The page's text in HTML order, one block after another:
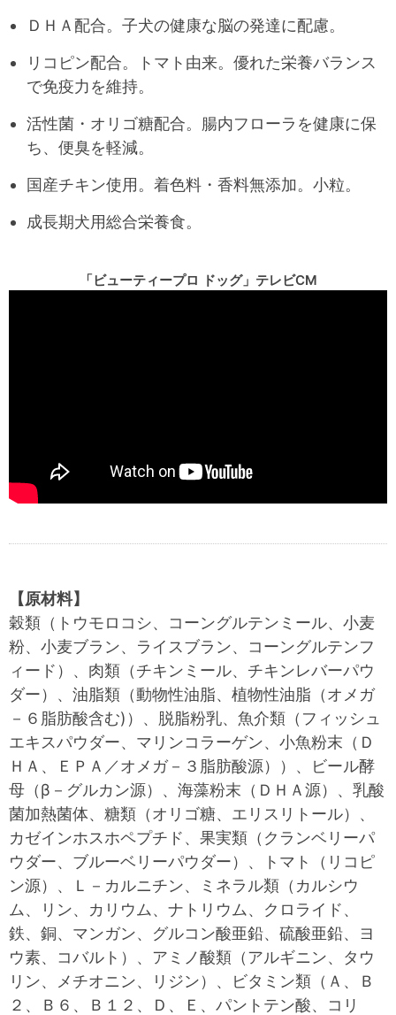
ＤＨＡ配合。子犬の健康な脳の発達に配慮。
リコピン配合。トマト由来。優れた栄養バランス
で免疫力を維持。
活性菌・オリゴ糖配合。腸内フローラを健康に保
ち、便臭を軽減。
国産チキン使用。着色料・香料無添加。小粒。
成長期犬用総合栄養食。
「ビューティープロ ドッグ」テレビCM
【原材料】
穀類（トウモロコシ、コーングルテンミール、小麦
粉、小麦ブラン、ライスブラン、コーングルテンフ
ィード）、肉類（チキンミール、チキンレバーパウ
ダー）、油脂類（動物性油脂、植物性油脂（オメガ
－６脂肪酸含む)）、脱脂粉乳、魚介類（フィッシュ
エキスパウダー、マリンコラーゲン、小魚粉末（Ｄ
ＨＡ、ＥＰＡ／オメガ－３脂肪酸源））、ビール酵
母（β－グルカン源）、海藻粉末（ＤＨＡ源）、乳酸
菌加熱菌体、糖類（オリゴ糖、エリスリトール）、
カゼインホスホペプチド、果実類（クランベリーパ
ウダー、ブルーベリーパウダー）、トマト（リコピ
ン源）、Ｌ－カルニチン、ミネラル類（カルシウ
ム、リン、カリウム、ナトリウム、クロライド、
鉄、銅、マンガン、グルコン酸亜鉛、硫酸亜鉛、ヨ
ウ素、コバルト）、アミノ酸類（アルギニン、タウ
リン、メチオニン、リジン）、ビタミン類（Ａ、Ｂ
２、Ｂ６、Ｂ１２、Ｄ、Ｅ、パントテン酸、コリ